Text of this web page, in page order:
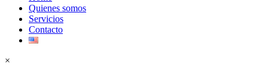
Quienes somos
Servicios
Contacto
×